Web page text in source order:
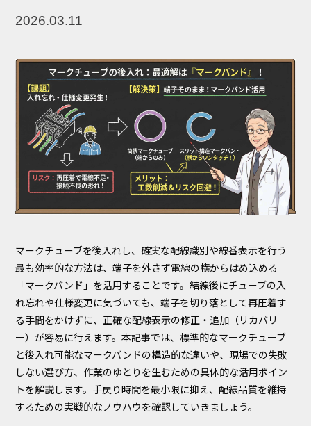
2026.03.11
マークチューブを後入れし、確実な配線識別や線番表示を行う
最も効率的な方法は、端子を外さず電線の横からはめ込める
「マークバンド」を活用することです。結線後にチューブの入
れ忘れや仕様変更に気づいても、端子を切り落として再圧着す
る手間をかけずに、正確な配線表示の修正・追加（リカバリ
ー）が容易に行えます。本記事では、標準的なマークチューブ
と後入れ可能なマークバンドの構造的な違いや、現場での失敗
しない選び方、作業のゆとりを生むための具体的な活用ポイン
トを解説します。手戻り時間を最小限に抑え、配線品質を維持
するための実戦的なノウハウを確認していきましょう。